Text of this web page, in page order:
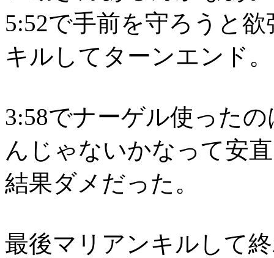
5:52で手前を守ろうと
キルしてターンエンド。
3:58でナーゲル使った
んじゃないかなって安
結果ダメだった。
最後マリアンキルして